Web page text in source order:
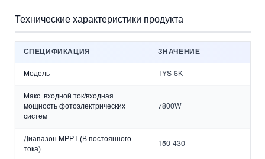
Технические характеристики продукта
СПЕЦИФИКАЦИЯ ЗНАЧЕНИЕ
Модель TYS-6K
Макс. входной ток/входная
мощность фотоэлектрических
систем
7800W
Диапазон MPPT (В постоянного
тока)
150-430